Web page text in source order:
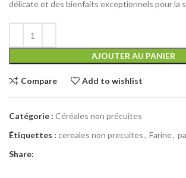
délicate et des bienfaits exceptionnels pour la
AJOUTER AU PANIER
Compare Add to wishlist
Catégorie : Céréales non précuites
Étiquettes : cereales non precuites, Farine,
Share: